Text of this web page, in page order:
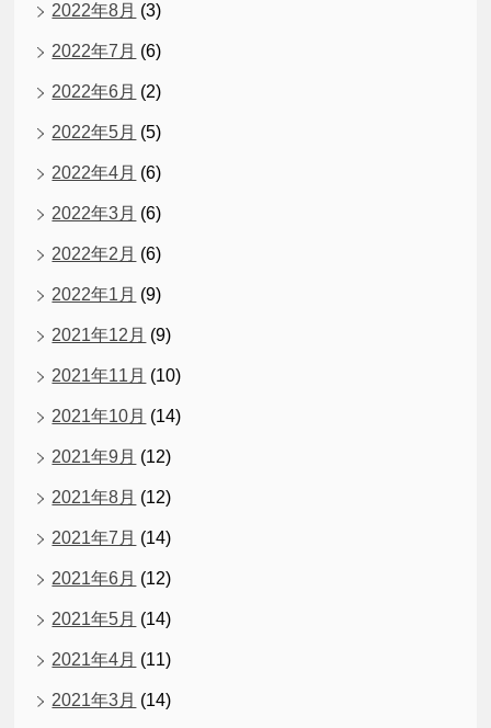
2022年8月 (3)
2022年7月 (6)
2022年6月 (2)
2022年5月 (5)
2022年4月 (6)
2022年3月 (6)
2022年2月 (6)
2022年1月 (9)
2021年12月 (9)
2021年11月 (10)
2021年10月 (14)
2021年9月 (12)
2021年8月 (12)
2021年7月 (14)
2021年6月 (12)
2021年5月 (14)
2021年4月 (11)
2021年3月 (14)